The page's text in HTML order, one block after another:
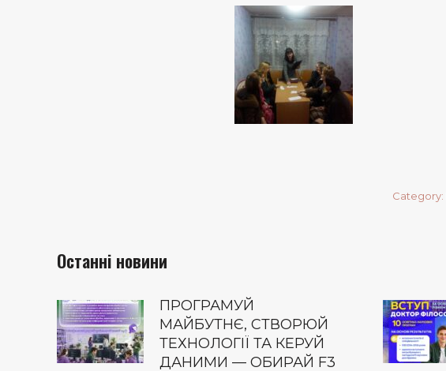
Category:
Останні новини
ПРОГРАМУЙ
МАЙБУТНЄ, СТВОРЮЙ
ТЕХНОЛОГІЇ ТА КЕРУЙ
ДАНИМИ — ОБИРАЙ F3